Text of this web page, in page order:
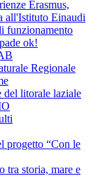
Erasmus,
all'Istituto Einaudi
funzionamento
ok!
Regionale
del litorale laziale
progetto “Con le
tra storia, mare e